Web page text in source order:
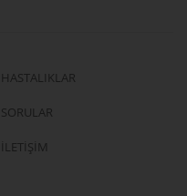
HASTALIKLAR
SORULAR
İLETİŞİM